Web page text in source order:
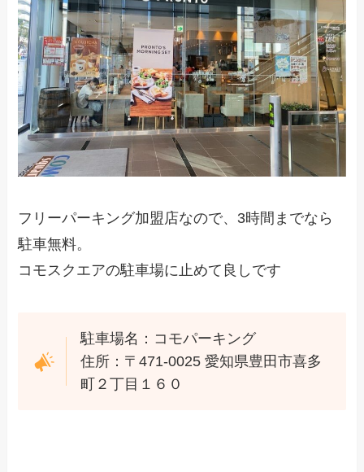
フリーパーキング加盟店なので、3時間までなら
駐車無料。
コモスクエアの駐車場に止めて良しです
駐車場名：コモパーキング
住所：〒471-0025 愛知県豊田市喜多
町２丁目１６０